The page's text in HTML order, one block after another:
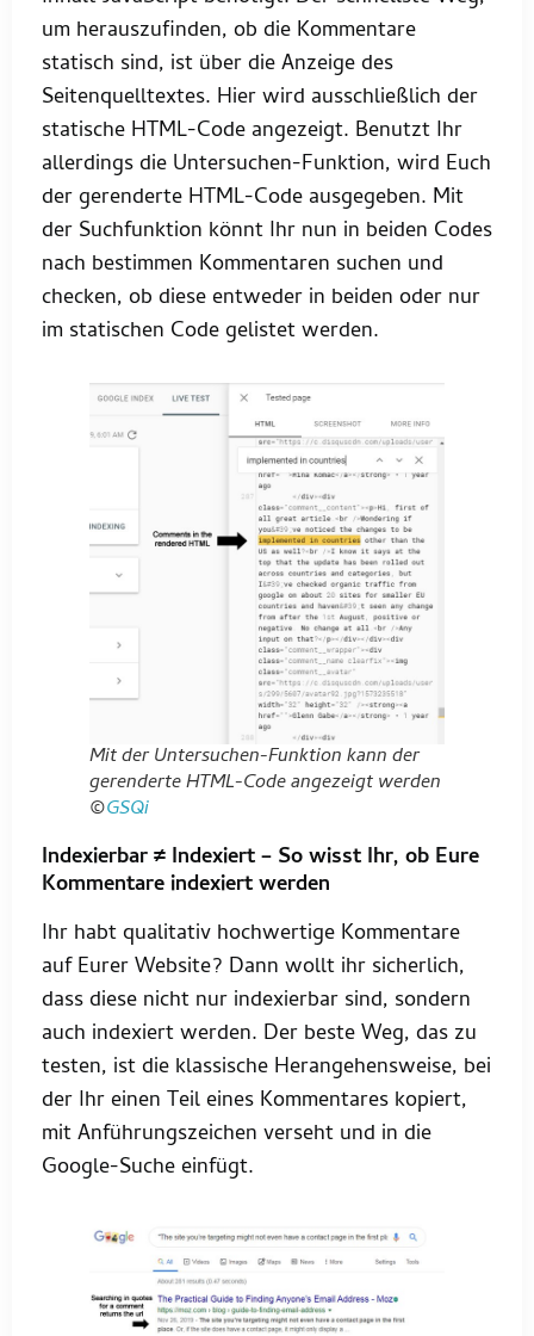
um herauszufinden, ob die Kommentare
statisch sind, ist über die Anzeige des
Seitenquelltextes. Hier wird ausschließlich der
statische HTML-Code angezeigt. Benutzt Ihr
allerdings die Untersuchen-Funktion, wird Euch
der gerenderte HTML-Code ausgegeben. Mit
der Suchfunktion könnt Ihr nun in beiden Codes
nach bestimmen Kommentaren suchen und
checken, ob diese entweder in beiden oder nur
im statischen Code gelistet werden.
Mit der Untersuchen-Funktion kann der
gerenderte HTML-Code angezeigt werden
©GSQi
Indexierbar ≠ Indexiert – So wisst Ihr, ob Eure
Kommentare indexiert werden
Ihr habt qualitativ hochwertige Kommentare
auf Eurer Website? Dann wollt ihr sicherlich,
dass diese nicht nur indexierbar sind, sondern
auch indexiert werden. Der beste Weg, das zu
testen, ist die klassische Herangehensweise, bei
der Ihr einen Teil eines Kommentares kopiert,
mit Anführungszeichen verseht und in die
Google-Suche einfügt.